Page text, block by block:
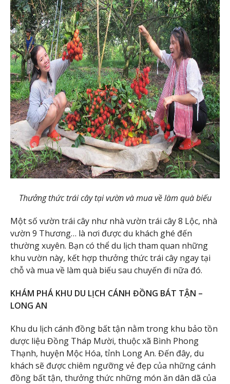
Thưởng thức trái cây tại vườn và mua về làm quà biếu
Một số vườn trái cây như nhà vườn trái cây 8 Lộc, nhà
vườn 9 Thương… là nơi được du khách ghé đến
thường xuyên. Bạn có thể du lịch tham quan những
khu vườn này, kết hợp thưởng thức trái cây ngay tại
chỗ và mua về làm quà biếu sau chuyến đi nữa đó.
KHÁM PHÁ KHU DU LỊCH CÁNH ĐỒNG BÁT TẬN –
LONG AN
Khu du lịch cánh đồng bất tận nằm trong khu bảo tồn
dược liệu Đồng Tháp Mười, thuộc xã Bình Phong
Thạnh, huyện Mộc Hóa, tỉnh Long An. Đến đây, du
khách sẽ được chiêm ngưỡng vẻ đẹp của những cánh
đồng bất tận, thưởng thức những món ăn dân dã của